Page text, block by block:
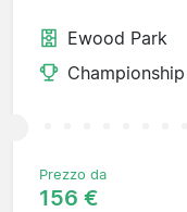
Ewood Park
Championship
Prezzo da
156 €